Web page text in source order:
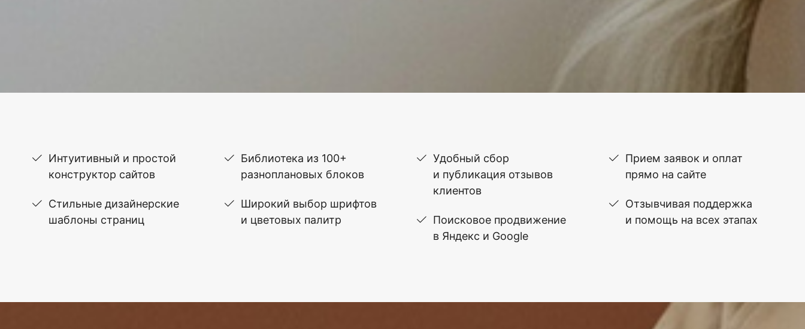
Интуитивный и простой
конструктор сайтов
Стильные дизайнерские
шаблоны страниц
Библиотека из 100+
разноплановых блоков
Широкий выбор шрифтов
и цветовых палитр
Удобный сбор
и публикация отзывов
клиентов
Поисковое продвижение
в Яндекс и Google
Прием заявок и оплат
прямо на сайте
Отзывчивая поддержка
и помощь на всех этапах